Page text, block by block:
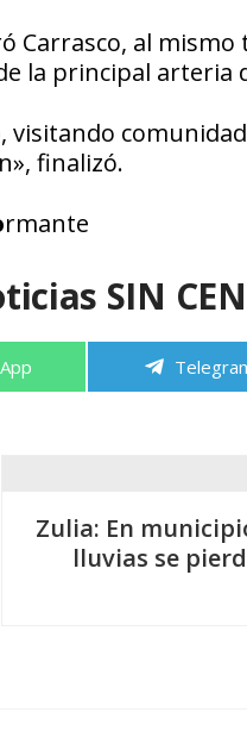
Carrasco, al
la principal arteria
finalizó.
rmante
SIN
Zulia: En
lluvias se